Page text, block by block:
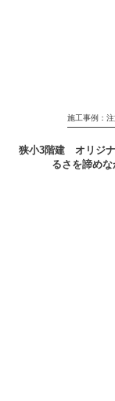
施工事例：
狭小3階建 オリジ
るさを諦め